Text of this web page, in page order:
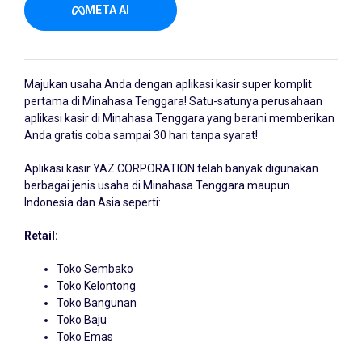
META AI
Majukan usaha Anda dengan aplikasi kasirsuper komplit
pertama di Minahasa Tenggara! Satu-satunya perusahaan
aplikasi kasir di Minahasa Tenggara yang berani memberikan
Anda gratis coba sampai 30 hari tanpa syarat!
Aplikasi kasir YAZ CORPORATION telah banyak digunakan
berbagai jenis usaha di Minahasa Tenggara maupun
Indonesia dan Asia seperti:
Retail:
Toko Sembako
Toko Kelontong
Toko Bangunan
Toko Baju
Toko Emas